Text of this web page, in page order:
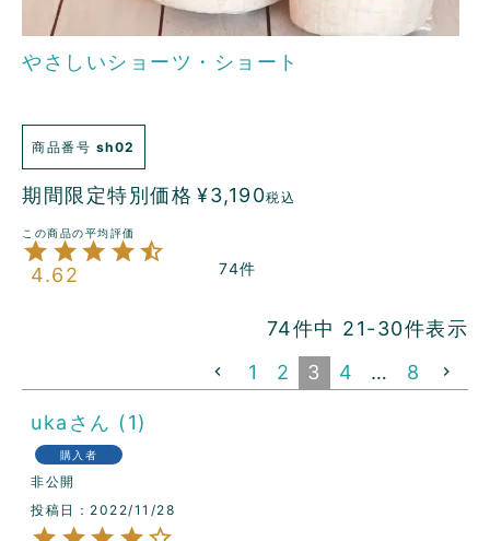
やさしいショーツ・ショート
商品番号 sh02
期間限定特別価格 ¥3,190税込
4.62 74
74件中 21-30件表示
1
2 3 4 … 8
uka 1
購入者
非公開
投稿日
2022/11/28